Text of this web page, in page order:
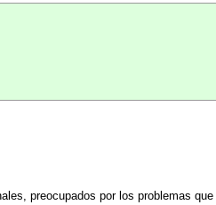
preocupados por los problemas